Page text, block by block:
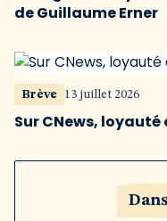
de Guillaume Erner
Brève 13 juillet 2026
Sur CNews,